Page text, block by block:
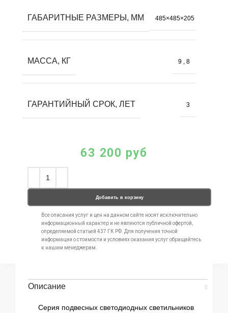
ГАБАРИТНЫЕ РАЗМЕРЫ, ММ 485×485×205
МАССА, КГ 9 , 8
ГАРАНТИЙНЫЙ СРОК, ЛЕТ 3
63 200 руб
Добавить в корзину
Все описания услуг и цен на данном сайте носят исключительно
информационный характер и не являются публичной офертой,
определяемой статьей 437 ГК РФ. Для получения точной
информации о стоимости и условиях оказания услуг обращайтесь
к нашим менеджерам.
Описание
Серия подвесных светодиодных светильников